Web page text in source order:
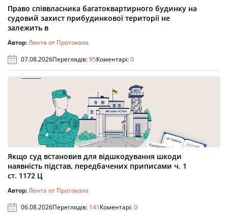
Право співвласника багатоквартирного будинку на
судовий захист прибудинкової території не
залежить в
Автор:Лента от Протокола
07.08.2026Переглядів:95Коментарі:0
Якщо суд встановив для відшкодування шкоди
наявність підстав, передбачених приписами ч. 1
ст. 1172 Ц
Автор:Лента от Протокола
06.08.2026Переглядів: 141Коментарі:0